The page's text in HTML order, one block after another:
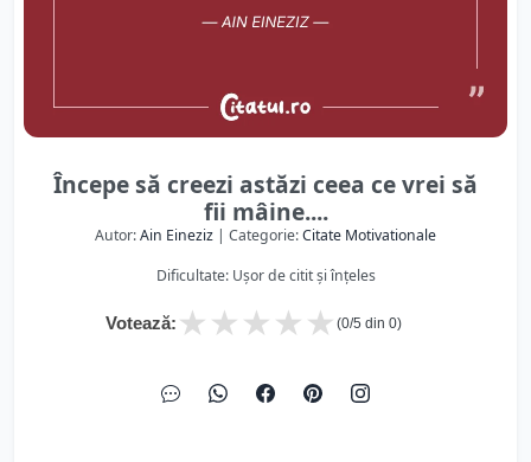
Începe să creezi astăzi ceea ce vrei să
fii mâine....
Autor:Ain Eineziz | Categorie:Citate Motivationale
Dificultate: Ușor de citit și înțeles
Votează: ★
★
★
★
★ (0/5 din 0)